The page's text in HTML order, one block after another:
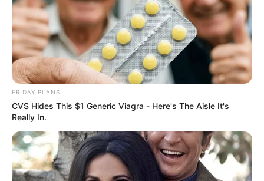
FRIDAY PLANS
CVS Hides This $1 Generic Viagra - Here's The Aisle It's
Really In.